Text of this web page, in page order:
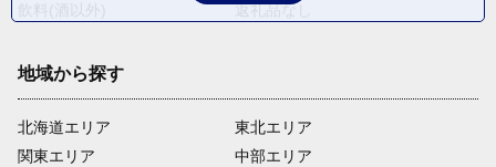
返礼品なし
地域から探す
北海道エリア
関東エリア
東北エリア
中部エリア